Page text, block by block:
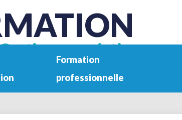
associative
Formation
professionnelle